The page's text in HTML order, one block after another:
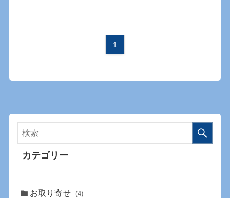
1
カテゴリー
お取り寄せ (4)